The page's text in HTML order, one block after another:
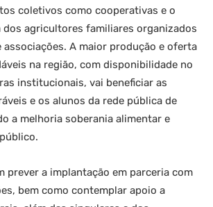
coletivos como cooperativas e o
dos agricultores familiares organizados
associações. A maior produção e oferta
na região, com disponibilidade no
institucionais, vai beneficiar as
e os alunos da rede pública de
a melhoria soberania alimentar e
prever a implantação em parceria com
bem como contemplar apoio a